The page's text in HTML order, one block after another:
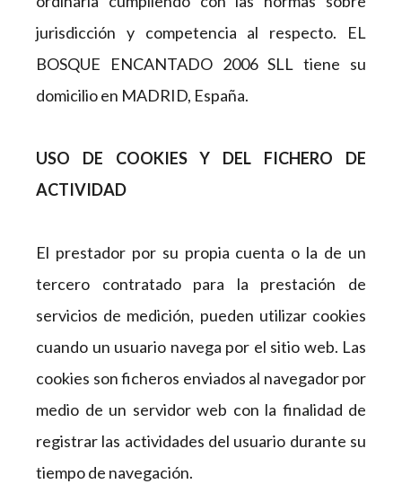
jurisdicción y competencia al respecto. EL
BOSQUE ENCANTADO 2006 SLL tiene su
domicilio en MADRID, España.
USO DE COOKIES Y DEL FICHERO DE
ACTIVIDAD
El prestador por su propia cuenta o la de un
tercero contratado para la prestación de
servicios de medición, pueden utilizar cookies
cuando un usuario navega por el sitio web. Las
cookies son ficheros enviados al navegador por
medio de un servidor web con la finalidad de
registrar las actividades del usuario durante su
tiempo de navegación.